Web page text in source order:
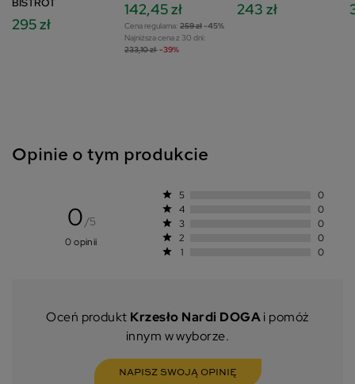
BISTROT
295 zł
142,45 zł
Cena regularna: 259 zł-45%
Najniższa cena z 30 dni:
233,10 zł-39%
243 zł
Opinie o tym produkcie
0/5
0 opinii
star 5 0
star 4 0
star 3 0
star 2 0
star 1 0
Oceń produkt Krzesło Nardi DOGAi pomóż
innym w wyborze.
NAPISZ SWOJĄ OPINIĘ